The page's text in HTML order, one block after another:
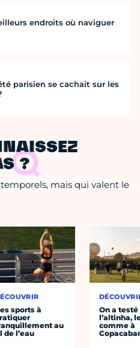
endroits où naviguer
parisien se cachait sur les
?
mais qui valent le
sports à
au
de l’eau
On a testé
l’altinha,
comme à